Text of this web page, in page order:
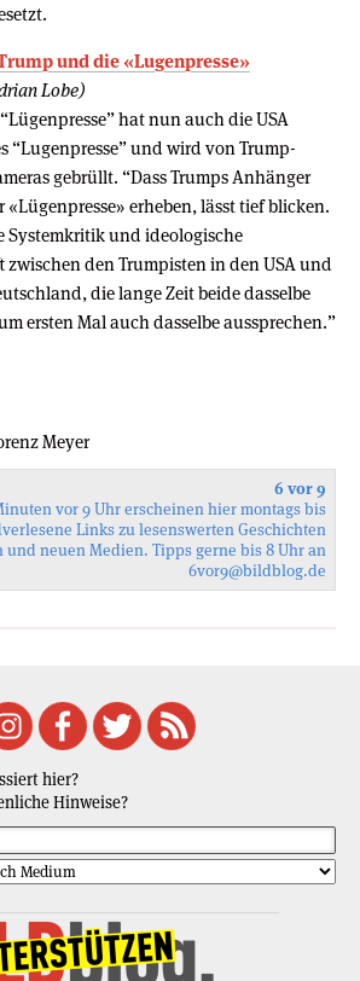
und die «Lugenpresse»
Lobe)
hat nun auch die USA
“Lugenpresse” und wird von Trump-
gebrüllt. “Dass Trumps Anhänger
erheben, lässt tief blicken.
Systemkritik und ideologische
den Trumpisten in den USA und
die lange Zeit beide dasselbe
ersten Mal auch dasselbe aussprechen.”
Meyer
6 vor 9
vor 9 Uhr erscheinen hier montags bis
Links zu lesenswerten Geschichten
und neuen Medien. Tipps gerne bis 8 Uhr an
6vor9@bildblog.de
hier?
Hinweise?